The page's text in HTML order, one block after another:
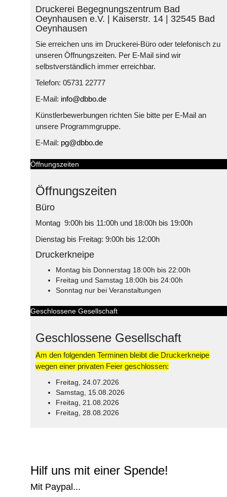
Druckerei Begegnungszentrum Bad
Oeynhausen e.V. | Kaiserstr. 14 | 32545 Bad
Oeynhausen
Sie erreichen uns im Druckerei-Büro oder telefonisch zu
unseren Öffnungszeiten. Per E-Mail sind wir
selbstverständlich immer erreichbar.
Telefon: 05731 22777
E-Mail: info@dbbo.de
Künstlerbewerbungen richten Sie bitte per E-Mail an
unsere Programmgruppe.
E-Mail: pg@dbbo.de
Öffnungszeiten
Öffnungszeiten
Büro
Montag 9:00h bis 11:00h und 18:00h bis 19:00h
Dienstag bis Freitag: 9:00h bis 12:00h
Druckerkneipe
Montag bis Donnerstag 18:00h bis 22:00h
Freitag und Samstag 18:00h bis 24:00h
Sonntag nur bei Veranstaltungen
Geschlossene Gesellschaft
Geschlossene Gesellschaft
Am den folgenden Terminen bleibt die Druckerkneipe
wegen einer privaten Feier geschlossen:
Freitag, 24.07.2026
Samstag, 15.08.2026
Freitag, 21.08.2026
Freitag, 28.08.2026
Hilf uns mit einer Spende!
Mit Paypal...